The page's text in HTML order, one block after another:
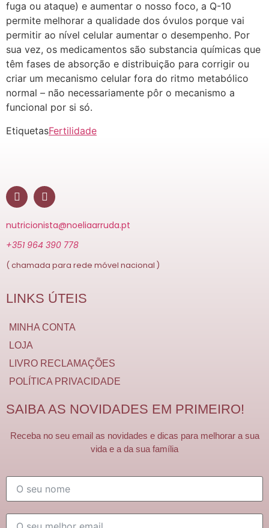
fuga ou ataque) e aumentar o nosso foco, a Q-10
permite melhorar a qualidade dos óvulos porque vai
permitir ao nível celular aumentar o desempenho. Por
sua vez, os medicamentos são substancia químicas que
têm fases de absorção e distribuição para corrigir ou
criar um mecanismo celular fora do ritmo metabólico
normal – não necessariamente pôr o mecanismo a
funcional por si só.
EtiquetasFertilidade
nutricionista@noeliaarruda.pt
+351 964 390 778
( chamada para rede móvel nacional )
LINKS ÚTEIS
MINHA CONTA
LOJA
LIVRO RECLAMAÇÕES
POLÍTICA PRIVACIDADE
SAIBA AS NOVIDADES EM PRIMEIRO!
Receba no seu email as novidades e dicas para melhorar a sua
vida e a da sua família